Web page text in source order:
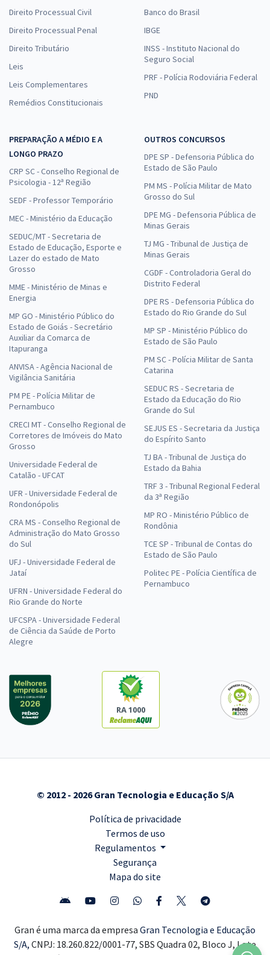
Direito Processual Civil
Direito Processual Penal
Direito Tributário
Leis
Leis Complementares
Remédios Constitucionais
Banco do Brasil
IBGE
INSS - Instituto Nacional do
Seguro Social
PRF - Polícia Rodoviária Federal
PND
PREPARAÇÃO A MÉDIO E A
LONGO PRAZO
CRP SC - Conselho Regional de
Psicologia - 12ª Região
SEDF - Professor Temporário
MEC - Ministério da Educação
SEDUC/MT - Secretaria de
Estado de Educação, Esporte e
Lazer do estado de Mato
Grosso
MME - Ministério de Minas e
Energia
MP GO - Ministério Público do
Estado de Goiás - Secretário
Auxiliar da Comarca de
Itapuranga
ANVISA - Agência Nacional de
Vigilância Sanitária
PM PE - Polícia Militar de
Pernambuco
CRECI MT - Conselho Regional de
Corretores de Imóveis do Mato
Grosso
Universidade Federal de
Catalão - UFCAT
UFR - Universidade Federal de
Rondonópolis
CRA MS - Conselho Regional de
Administração do Mato Grosso
do Sul
UFJ - Universidade Federal de
Jataí
UFRN - Universidade Federal do
Rio Grande do Norte
UFCSPA - Universidade Federal
de Ciência da Saúde de Porto
Alegre
OUTROS CONCURSOS
DPE SP - Defensoria Pública do
Estado de São Paulo
PM MS - Polícia Militar de Mato
Grosso do Sul
DPE MG - Defensoria Pública de
Minas Gerais
TJ MG - Tribunal de Justiça de
Minas Gerais
CGDF - Controladoria Geral do
Distrito Federal
DPE RS - Defensoria Pública do
Estado do Rio Grande do Sul
MP SP - Ministério Público do
Estado de São Paulo
PM SC - Polícia Militar de Santa
Catarina
SEDUC RS - Secretaria de
Estado da Educação do Rio
Grande do Sul
SEJUS ES - Secretaria da Justiça
do Espírito Santo
TJ BA - Tribunal de Justiça do
Estado da Bahia
TRF 3 - Tribunal Regional Federal
da 3ª Região
MP RO - Ministério Público de
Rondônia
TCE SP - Tribunal de Contas do
Estado de São Paulo
Politec PE - Polícia Científica de
Pernambuco
RA 1000
© 2012 - 2026 Gran Tecnologia e Educação S/A
Política de privacidade
Termos de uso
Regulamentos
Segurança
Mapa do site
Gran é uma marca da empresa Gran Tecnologia e Educação
S/A, CNPJ: 18.260.822/0001-77, SBS Quadra 02, Bloco J, Lote